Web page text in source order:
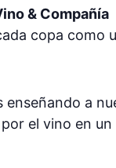
& Compañía
copa como
enseñando a
el vino en